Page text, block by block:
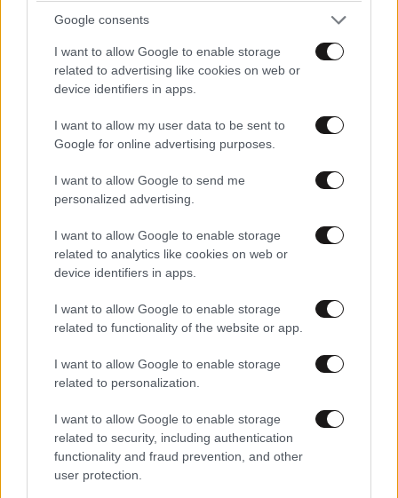
Google consents
I want to allow Google to enable storage
related to advertising like cookies on web or
device identifiers in apps.
I want to allow my user data to be sent to
Google for online advertising purposes.
I want to allow Google to send me
personalized advertising.
I want to allow Google to enable storage
related to analytics like cookies on web or
device identifiers in apps.
I want to allow Google to enable storage
related to functionality of the website or app.
I want to allow Google to enable storage
related to personalization.
I want to allow Google to enable storage
related to security, including authentication
functionality and fraud prevention, and other
user protection.
ΠΡΟΣΘΕΣΤΕ ΤΟ ΣΧΟΛΙΟ ΣΑΣ
Xαρακτήρες: 0/1000
TRENDING